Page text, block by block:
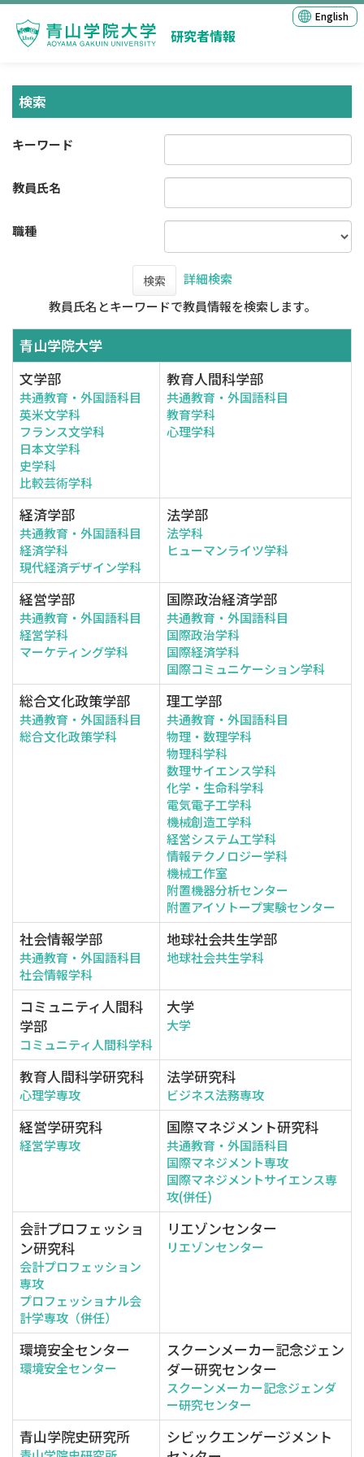
研究者情報
English
検索
キーワード
教員氏名
職種
検索
詳細検索
教員氏名とキーワードで教員情報を検索します。
青山学院大学
文学部
共通教育・外国語科目
英米文学科
フランス文学科
日本文学科
史学科
比較芸術学科
教育人間科学部
共通教育・外国語科目
教育学科
心理学科
経済学部
共通教育・外国語科目
経済学科
現代経済デザイン学科
法学部
法学科
ヒューマンライツ学科
経営学部
共通教育・外国語科目
経営学科
マーケティング学科
国際政治経済学部
共通教育・外国語科目
国際政治学科
国際経済学科
国際コミュニケーション学科
総合文化政策学部
共通教育・外国語科目
総合文化政策学科
理工学部
共通教育・外国語科目
物理・数理学科
物理科学科
数理サイエンス学科
化学・生命科学科
電気電子工学科
機械創造工学科
経営システム工学科
情報テクノロジー学科
機械工作室
附置機器分析センター
附置アイソトープ実験センター
社会情報学部
共通教育・外国語科目
社会情報学科
地球社会共生学部
地球社会共生学科
コミュニティ人間科
学部
コミュニティ人間科学科
大学
大学
教育人間科学研究科
心理学専攻
法学研究科
ビジネス法務専攻
経営学研究科
経営学専攻
国際マネジメント研究科
共通教育・外国語科目
国際マネジメント専攻
国際マネジメントサイエンス専
攻(併任)
会計プロフェッショ
ン研究科
会計プロフェッション
専攻
プロフェッショナル会
計学専攻（併任）
リエゾンセンター
リエゾンセンター
環境安全センター
環境安全センター
スクーンメーカー記念ジェン
ダー研究センター
スクーンメーカー記念ジェンダ
ー研究センター
青山学院史研究所
シビックエンゲージメント